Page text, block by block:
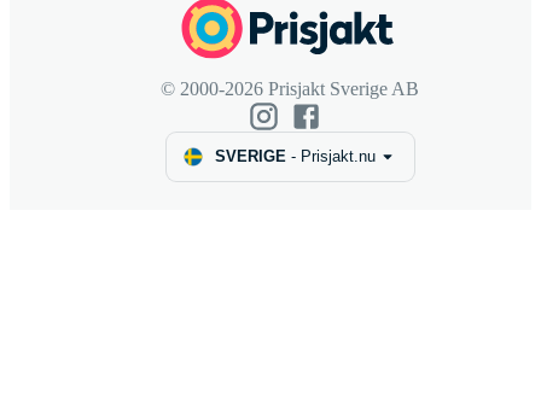
© 2000-2026 Prisjakt Sverige AB
SVERIGE- Prisjakt.nu